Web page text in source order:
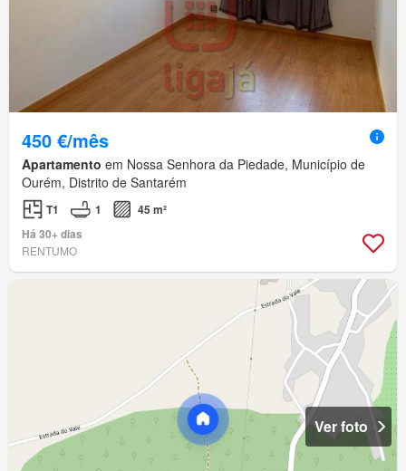
450 €/mês
Apartamento em Nossa Senhora da Piedade, Município de
Ourém, Distrito de Santarém
T1 1
45 m²
Há 30+ dias
RENTUMO
Ver foto